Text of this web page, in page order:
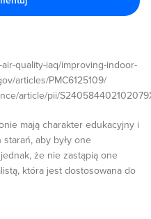
quality-iaq/improving-indoor-
articles/PMC6125109/
article/pii/
mają charakter edukacyjny i
aby były one
że nie zastąpią one
która jest dostosowana do